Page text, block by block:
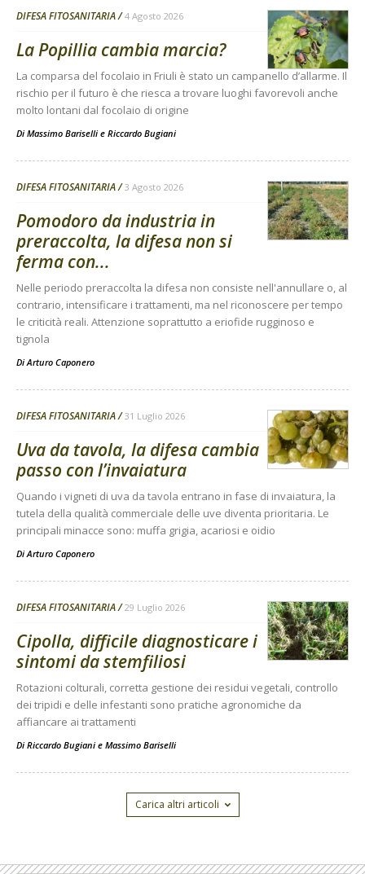
DIFESA FITOSANITARIA 4 Agosto 2026
La Popillia cambia marcia?
La comparsa del focolaio in Friuli è stato un campanello d’allarme. Il
rischio per il futuro è che riesca a trovare luoghi favorevoli anche
molto lontani dal focolaio di origine
Di Massimo Bariselli e Riccardo Bugiani
DIFESA FITOSANITARIA 3 Agosto 2026
Pomodoro da industria in
preraccolta, la difesa non si
ferma con...
Nelle periodo preraccolta la difesa non consiste nell'annullare o, al
contrario, intensificare i trattamenti, ma nel riconoscere per tempo
le criticità reali. Attenzione soprattutto a eriofide rugginoso e
tignola
DiArturo Caponero
DIFESA FITOSANITARIA 31 Luglio 2026
Uva da tavola, la difesa cambia
passo con l’invaiatura
Quando i vigneti di uva da tavola entrano in fase di invaiatura, la
tutela della qualità commerciale delle uve diventa prioritaria. Le
principali minacce sono: muffa grigia, acariosi e oidio
DiArturo Caponero
DIFESA FITOSANITARIA 29 Luglio 2026
Cipolla, difficile diagnosticare i
sintomi da stemfiliosi
Rotazioni colturali, corretta gestione dei residui vegetali, controllo
dei tripidi e delle infestanti sono pratiche agronomiche da
affiancare ai trattamenti
Di Riccardo Bugiani e Massimo Bariselli
Carica altri articoli